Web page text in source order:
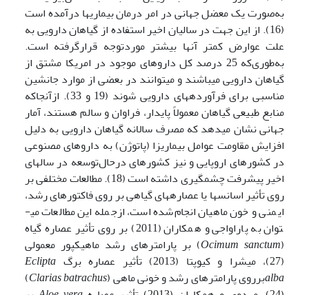
به‌صورت یک معضل جهانی در امر درمان بیماری­ها درآمده است
(16). از این ‌جهت در سالیان اخیر استفاده از گیاهان دارویی به
علت عوارض کمتر آنها بیشتر موردتوجه قرارگرفته است.
به‌طوری‌که 25 درصد کل داروهای موجود در امریکا مشتق از
گیاهان دارویی می­باشند و می­توانند در بعضی از موارد جانشین
مناسبی برای فرآورده­های دارویی شوند (19 و 33). ازآنجاکه
منابع طبیعی گیاهان معمولاً پایدار، فراوان و سالم هستند، آمار
جهانی نشان می­دهد که مصرف سالانه گیاهان دارویی به دلیل
افزایش مقاومت عوامل بیماری­زا (پاتوژن) به داروهای مصنوعی
در کشورهای اروپایی و نیز کشورهای درحال‌توسعه در سال­های
اخیر پیشرفت چشمگیری داشته است (18). مطالعات مختلفی بر
روی تأثیر اسانس­ها یا عصاره­های گیاهی بر روی فاکتورهای رشد،
ایمنی و خون ماهیان انجام‌شده است، ازجمله این مطالعات می­
توان به پاراواجی و همکاران (2011) بر روی تأثیر عصاره گیاه
(
Ocimum sanctum) بر پارامترهای رشد ماهی­کپور ­معمولی
(27)، میشرا و کیوپتا (2013) تأثیر عصاره برگ
Eclipta
albaبرروی پارامترهای رشد و خونی ماهی (Clarias batrachus
)